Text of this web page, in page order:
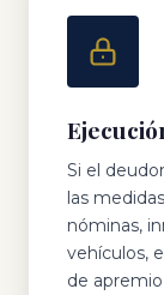
Si el
las
nóminas,
vehículos,
de